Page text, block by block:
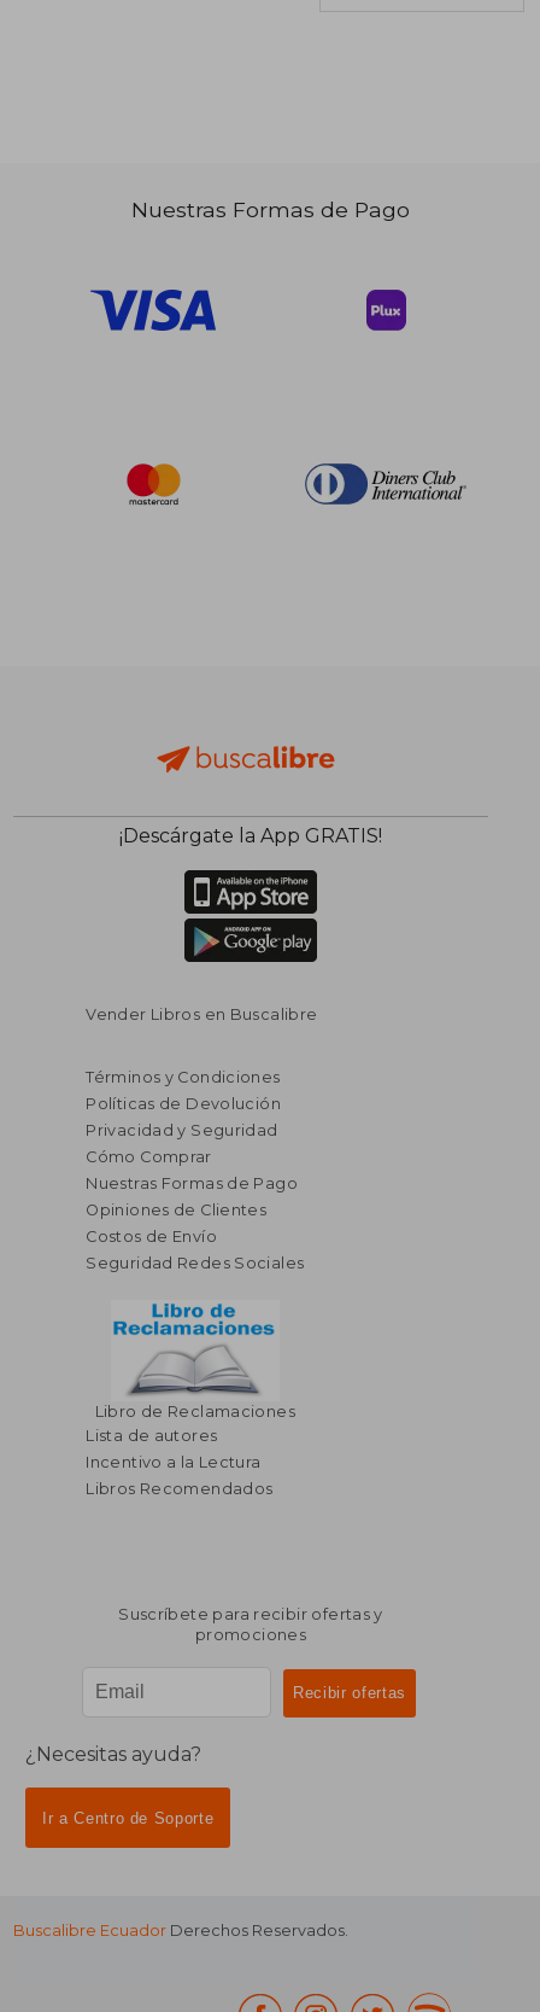
$ 423.66
$ 233.01
45%
dcto.
45%
dcto.
$ 578.79
$ 318.33
Nuestras Formas de Pago
¡Descárgate la App GRATIS!
Vender Libros en Buscalibre
Términos y Condiciones
Políticas de Devolución
Privacidad y Seguridad
Cómo Comprar
Nuestras Formas de Pago
Opiniones de Clientes
Costos de Envío
Seguridad Redes Sociales
Libro de Reclamaciones
Lista de autores
Incentivo a la Lectura
Libros Recomendados
Suscríbete para recibir ofertas y
promociones
¿Necesitas ayuda?
Ir a Centro de Soporte
Buscalibre Ecuador Derechos Reservados.